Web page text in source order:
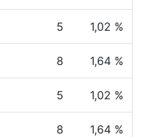
5 1,02 %
8 1,64 %
5 1,02 %
8 1,64 %